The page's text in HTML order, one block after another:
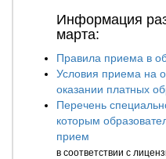
Информация
марта:
Правила приема в
Условия приема на
оказании платных
Перечень
которым
прием
в соответствии с